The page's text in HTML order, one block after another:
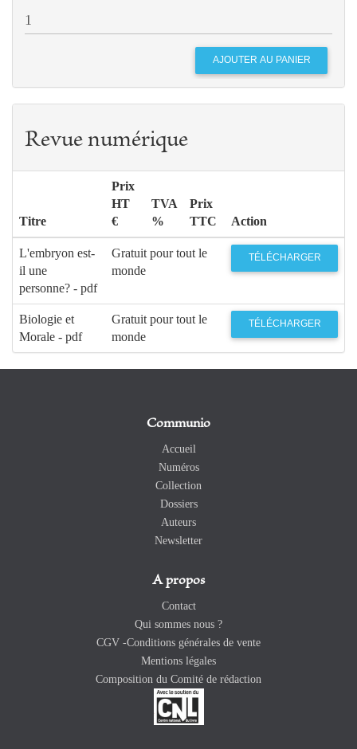
Revue numérique
Titre
Prix
HT
€
TVA
%
Prix
TTC
Action
L'embryon est-
il une
personne? - pdf
Gratuit pour tout le
monde
TÉLÉCHARGER
Biologie et
Morale - pdf
Gratuit pour tout le
monde
TÉLÉCHARGER
Communio
Accueil
Numéros
Collection
Dossiers
Auteurs
Newsletter
A propos
Contact
Qui sommes nous ?
CGV -Conditions générales de vente
Mentions légales
Composition du Comité de rédaction